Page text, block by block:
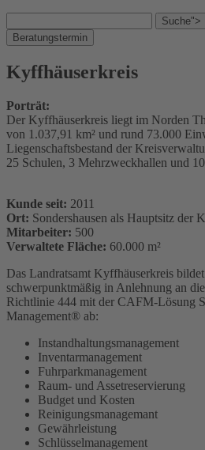
Suche">
Beratungstermin
Kyffhäuserkreis
Porträt:
Der Kyffhäuserkreis liegt im Norden
von 1.037,91 km² und rund 73.000
Liegenschaftsbestand der
25 Schulen, 3 Mehrzweckhallen und
Kunde seit: 2011
Ort: Sondershausen als Hauptsitz der
Mitarbeiter: 500
Verwaltete Fläche: 60.000 m²
Das Landratsamt Kyffhäuserkreis
schwerpunktmäßig in Anlehnung an
Richtlinie 444 mit der CAFM-Lösung
Management® ab:
Instandhaltungsmanagement
Inventarmanagement
Fuhrparkmanagement
Raum- und Assetreservierung
Budget und Kosten
Reinigungsmanagemant
Gewährleistung
Schlüsselmanagement